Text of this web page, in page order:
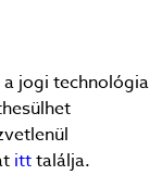
jogi technológia
itttalálja.